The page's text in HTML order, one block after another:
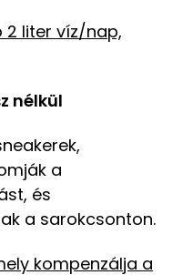
2 liter víz/nap,
nélkül
a
és
a sarokcsonton.
kompenzálja a